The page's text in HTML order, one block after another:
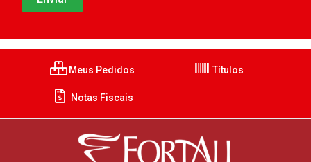
Meus Pedidos Títulos
Notas Fiscais